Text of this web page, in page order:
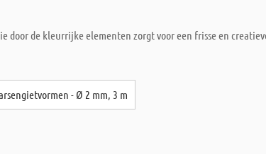
door de kleurrijke elementen zorgt voor een frisse en
- Ø 2 mm, 3 m